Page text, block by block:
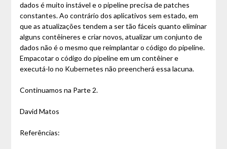
dados é muito instável e o pipeline precisa de patches
constantes. Ao contrário dos aplicativos sem estado, em
que as atualizações tendem a ser tão fáceis quanto eliminar
alguns contêineres e criar novos, atualizar um conjunto de
dados não é o mesmo que reimplantar o código do pipeline.
Empacotar o código do pipeline em um contêiner e
executá-lo no Kubernetes não preencherá essa lacuna.
Continuamos na Parte 2.
David Matos
Referências: